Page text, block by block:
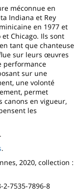
méconnue en
Indiana et Rey
en 1977 et
et Chicago. Ils sont
tant que chanteuse
sur leurs œuvres
performance
sur une
une volonté
permet
canons en vigueur,
les
.
.
2020, collection :
2-7535-7896-8